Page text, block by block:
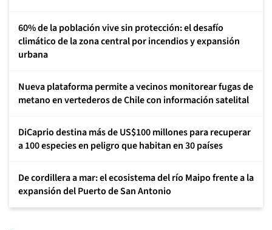
60% de la población vive sin protección: el desafío
climático de la zona central por incendios y expansión
urbana
Nueva plataforma permite a vecinos monitorear fugas de
metano en vertederos de Chile con información satelital
DiCaprio destina más de US$100 millones para recuperar
a 100 especies en peligro que habitan en 30 países
De cordillera a mar: el ecosistema del río Maipo frente a la
expansión del Puerto de San Antonio